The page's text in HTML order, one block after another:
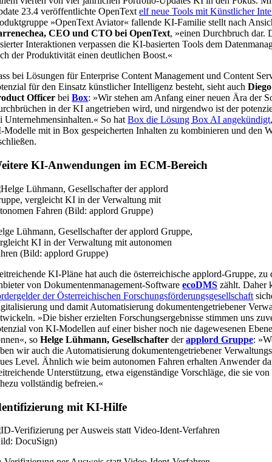
23.4 veröffentlichte OpenTextelf neue Tools mit Künstlicher
»OpenText Aviator« fallende KI-Familie stellt nach
CEO und CTO bei OpenText, »einen Durchbruch
Interaktionen verpassen die KI-basierten Tools dem
der Produktivität einen deutlichen Boost.«
bei Lösungen für Enterprise Content Management und Content
für den Einsatz künstlicher Intelligenz besteht, sieht auch
Officer beiBox: »Wir stehen am Anfang einer neuen Ära der
in der KI angetrieben wird, und nirgendwo ist der
Unternehmensinhalten.« So hatBox die Lösung Box AI angekündigt
Modelle mit in Box gespeicherten Inhalten zu kombinieren und den
KI-Anwendungen im ECM-Bereich
Lühmann, Gesellschafter der applord Gruppe,
KI in der Verwaltung mit autonomen
(Bild: applord Gruppe)
KI-Pläne hat auch die österreichische applord-Gruppe, zu
von Dokumentenmanagement-SoftwareecoDMS zählt. Daher
der Österreichischen Forschungsförderungsgesellschaft
und damit Automatisierung dokumentengetriebener
»Die bisher erzielten Forschungsergebnisse stimmen uns
von KI-Modellen auf einer bisher noch nie dagewesenen
soHelge Lühmann, Gesellschafter derapplord Gruppe:
wir auch die Automatisierung dokumentengetriebener
Level. Ähnlich wie beim autonomen Fahren erhalten Anwender
Unterstützung, etwa eigenständige Vorschläge, die sie
vollständig befreien.«
mit KI-Hilfe